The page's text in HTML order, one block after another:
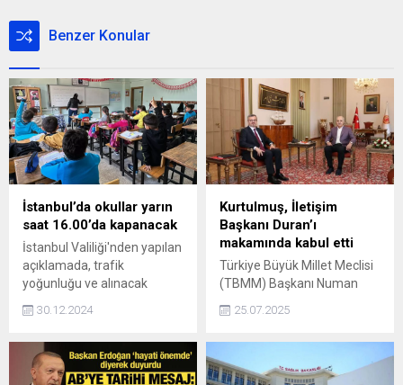
Benzer Konular
İstanbul’da okullar yarın
saat 16.00’da kapanacak
İstanbul Valiliği'nden yapılan
açıklamada, trafik
yoğunluğu ve alınacak
okulların yarın saat 16.00'da
30.12.2024
Kurtulmuş, İletişim
Başkanı Duran’ı
makamında kabul etti
Türkiye Büyük Millet Meclisi
(TBMM) Başkanı Numan
Burhanettin Duran'ı
25.07.2025